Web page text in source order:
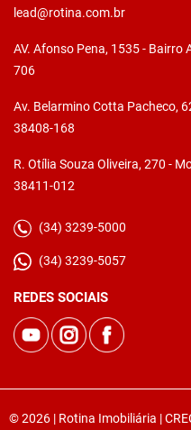
lead@rotina.com.br
AV. Afonso Pena, 1535 - Bairro
706
Av. Belarmino Cotta Pacheco,
38408-168
R. Otília Souza Oliveira, 270 -
38411-012
(34) 3239-5000
(34) 3239-5057
REDES SOCIAIS
© 2026 | Rotina Imobiliária |